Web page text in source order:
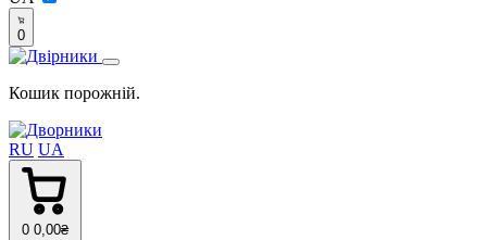
0
Кошик порожній.
RU UA
0 0,00₴